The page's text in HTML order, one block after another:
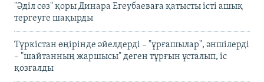
"Әділ сөз" қоры Динара Егеубаеваға қатысты істі ашық
тергеуге шақырды
Түркістан өңірінде әйелдерді – "ұрғашылар", әншілерді
– "шайтанның жаршысы" деген тұрғын ұсталып, іс
қозғалды